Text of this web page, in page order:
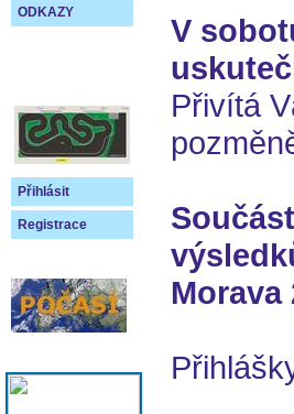
ODKAZY
Přihlásit
Registrace
V
Přivítá
Morava